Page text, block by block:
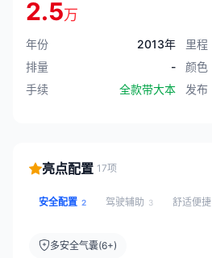
2.5万
年份 2013年 里程
排量
- 颜色
手续
全款带大本 发布
亮点配置 17项
安全配置 2 驾驶辅助 3 舒适便捷
多安全气囊(6+)